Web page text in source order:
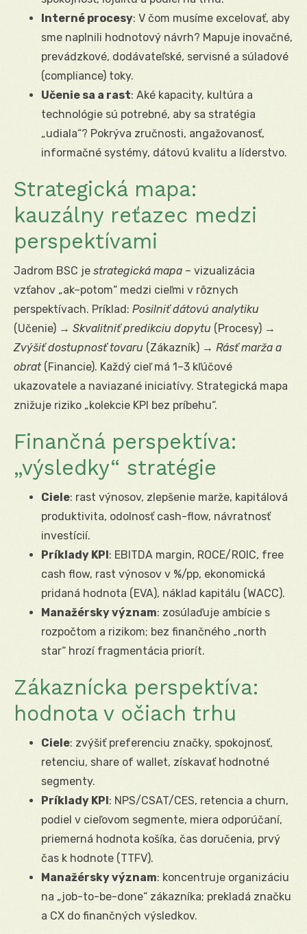
Interné procesy: V čom musíme excelovať, aby
sme naplnili hodnotový návrh? Mapuje inovačné,
prevádzkové, dodávateľské, servisné a súladové
(compliance) toky.
Učenie sa a rast: Aké kapacity, kultúra a
technológie sú potrebné, aby sa stratégia
„udiala“? Pokrýva zručnosti, angažovanosť,
informačné systémy, dátovú kvalitu a líderstvo.
Strategická mapa:
kauzálny reťazec medzi
perspektívami
Jadrom BSC je strategická mapa – vizualizácia
vzťahov „ak–potom“ medzi cieľmi v rôznych
perspektívach. Príklad: Posilniť dátovú analytiku
(Učenie) → Skvalitniť predikciu dopytu (Procesy) →
Zvýšiť dostupnosť tovaru (Zákazník) → Rásť marža a
obrat(Financie). Každý cieľ má 1–3 kľúčové
ukazovatele a naviazané iniciatívy. Strategická mapa
znižuje riziko „kolekcie KPI bez príbehu“.
Finančná perspektíva:
„výsledky“ stratégie
Ciele: rast výnosov, zlepšenie marže, kapitálová
produktivita, odolnosť cash-flow, návratnosť
investícií.
Príklady KPI: EBITDA margin, ROCE/ROIC, free
cash flow, rast výnosov v %/pp, ekonomická
pridaná hodnota (EVA), náklad kapitálu (WACC).
Manažérsky význam: zosúlaďuje ambície s
rozpočtom a rizikom; bez finančného „north
star“ hrozí fragmentácia priorít.
Zákaznícka perspektíva:
hodnota v očiach trhu
Ciele: zvýšiť preferenciu značky, spokojnosť,
retenciu, share of wallet, získavať hodnotné
segmenty.
Príklady KPI: NPS/CSAT/CES, retencia a churn,
podiel v cieľovom segmente, miera odporúčaní,
priemerná hodnota košíka, čas doručenia, prvý
čas k hodnote (TTFV).
Manažérsky význam: koncentruje organizáciu
na „job-to-be-done“ zákazníka; prekladá značku
a CX do finančných výsledkov.